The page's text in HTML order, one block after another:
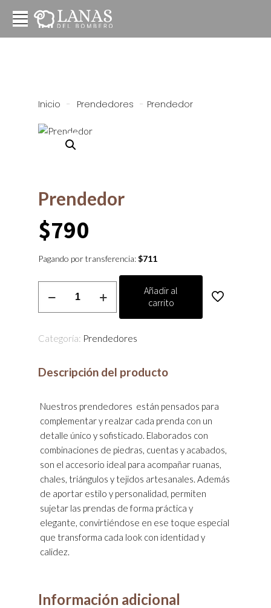
Inicio - Prendedores - Prendedor
Prendedor
$790
Pagando por transferencia:$711
Añadir al
carrito
Categoría: Prendedores
Descripción del producto
Nuestros prendedores están pensados para
complementar y realzar cada prenda con un
detalle único y sofisticado. Elaborados con
combinaciones de piedras, cuentas y acabados,
son el accesorio ideal para acompañar ruanas,
chales, triángulos y tejidos artesanales. Además
de aportar estilo y personalidad, permiten
sujetar las prendas de forma práctica y
elegante, convirtiéndose en ese toque especial
que transforma cada look con identidad y
calidez.
Información adicional